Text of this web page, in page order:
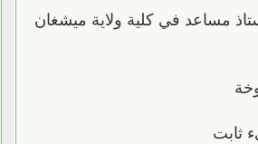
مساعد في كلية ولاية ميشغان
ثابت